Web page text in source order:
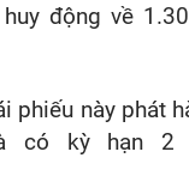
huy động về
phiếu này phát
có kỳ hạn 2